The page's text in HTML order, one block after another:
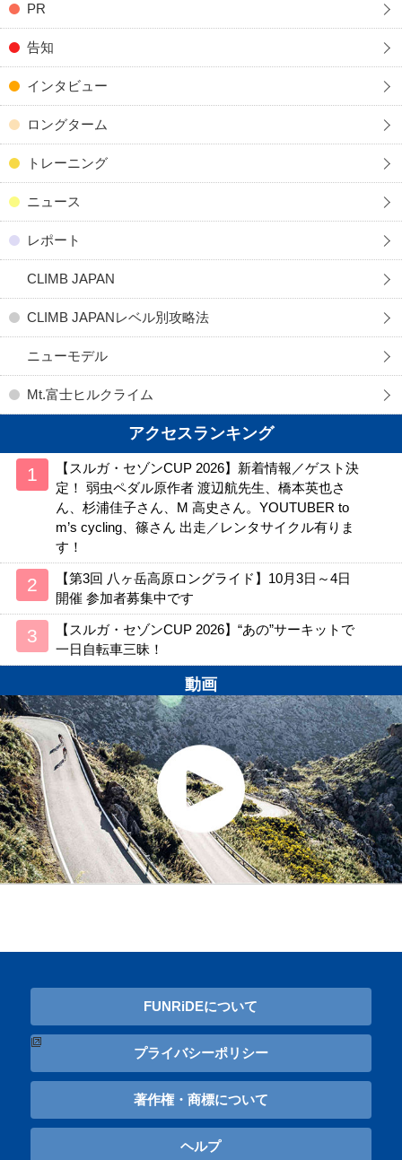
PR
告知
インタビュー
ロングターム
トレーニング
ニュース
レポート
CLIMB JAPAN
CLIMB JAPANレベル別攻略法
ニューモデル
Mt.富士ヒルクライム
アクセスランキング
【スルガ・セゾンCUP 2026】新着情報／ゲスト決
定！ 弱虫ペダル原作者 渡辺航先生、橋本英也さ
ん、杉浦佳子さん、M 高史さん。YOUTUBER to
m’s cycling、篠さん 出走／レンタサイクル有りま
す！
【第3回 八ヶ岳高原ロングライド】10月3日～4日
開催 参加者募集中です
【スルガ・セゾンCUP 2026】“あの”サーキットで
一日自転車三昧！
動画
FUNRiDEについて
プライバシーポリシー
著作権・商標について
ヘルプ